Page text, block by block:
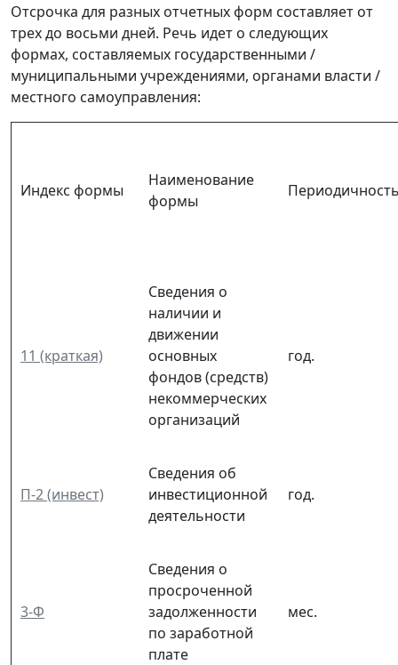
Отсрочка для разных отчетных форм составляет от
трех до восьми дней. Речь идет о следующих
формах, составляемых государственными /
муниципальными учреждениями, органами власти /
местного самоуправления:
Индекс формы
Наименование
формы
11 (краткая)
Сведения о
наличии и
движении
основных
фондов (средств)
некоммерческих
организаций
год.
П-2 (инвест)
Сведения об
инвестиционной
деятельности
год.
3-Ф
Сведения о
просроченной
задолженности
по заработной
плате
мес.